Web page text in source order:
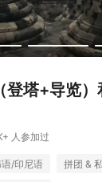
登塔+导览
人参加过
/印尼语 拼团 &